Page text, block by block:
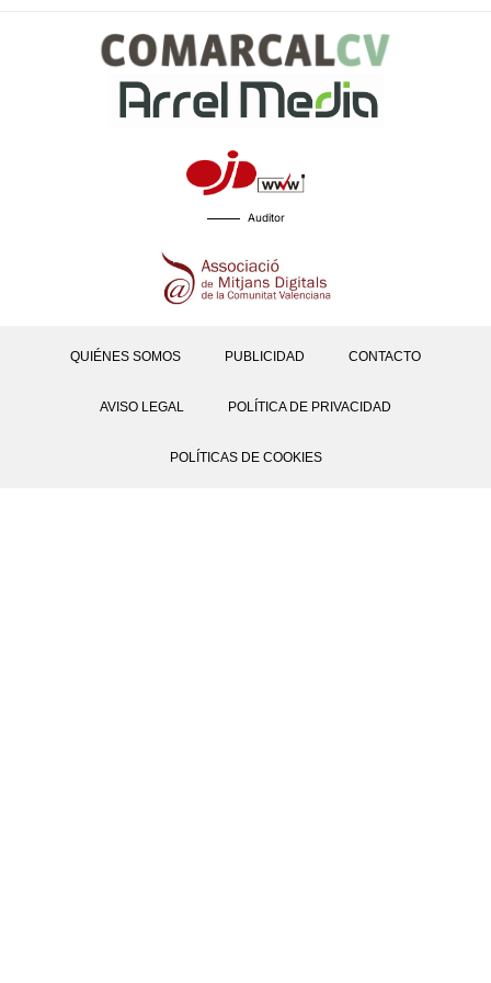
Auditor
QUIÉNES SOMOS PUBLICIDAD CONTACTO
AVISO LEGAL POLÍTICA DE PRIVACIDAD
POLÍTICAS DE COOKIES